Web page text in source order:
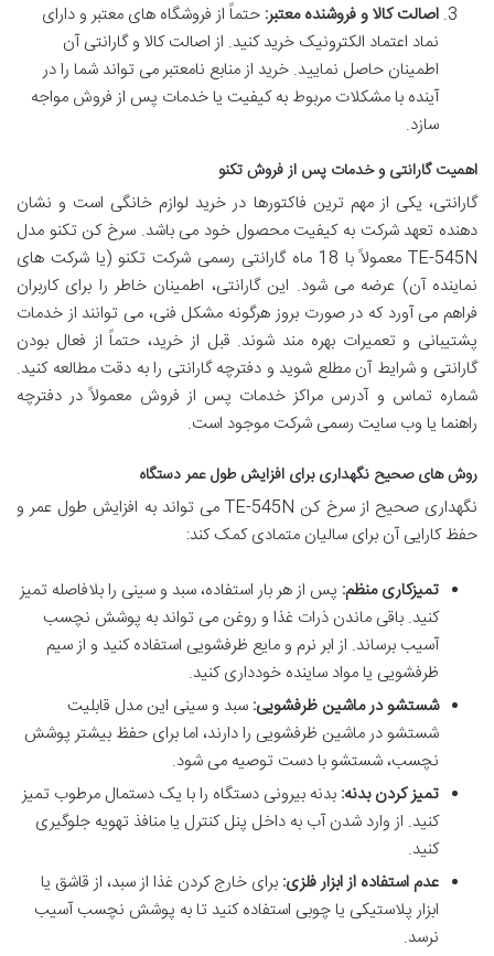
اصالت کالا و فروشنده معتبر: حتماً از فروشگاه های معتبر و دارای
نماد اعتماد الکترونیک خرید کنید. از اصالت کالا و گارانتی آن
اطمینان حاصل نمایید. خرید از منابع نامعتبر می تواند شما را در
آینده با مشکلات مربوط به کیفیت یا خدمات پس از فروش مواجه
سازد.
اهمیت گارانتی و خدمات پس از فروش تکنو
گارانتی، یکی از مهم ترین فاکتورها در خرید لوازم خانگی است و نشان
دهنده تعهد شرکت به کیفیت محصول خود می باشد. سرخ کن تکنو مدل
TE-545N معمولاً با 18 ماه گارانتی رسمی شرکت تکنو (یا شرکت های
نماینده آن) عرضه می شود. این گارانتی، اطمینان خاطر را برای کاربران
فراهم می آورد که در صورت بروز هرگونه مشکل فنی، می توانند از خدمات
پشتیبانی و تعمیرات بهره مند شوند. قبل از خرید، حتماً از فعال بودن
گارانتی و شرایط آن مطلع شوید و دفترچه گارانتی را به دقت مطالعه کنید.
شماره تماس و آدرس مراکز خدمات پس از فروش معمولاً در دفترچه
راهنما یا وب سایت رسمی شرکت موجود است.
روش های صحیح نگهداری برای افزایش طول عمر دستگاه
نگهداری صحیح از سرخ کن TE-545N می تواند به افزایش طول عمر و
حفظ کارایی آن برای سالیان متمادی کمک کند:
تمیزکاری منظم: پس از هر بار استفاده، سبد و سینی را بلافاصله تمیز
کنید. باقی ماندن ذرات غذا و روغن می تواند به پوشش نچسب
آسیب برساند. از ابر نرم و مایع ظرفشویی استفاده کنید و از سیم
ظرفشویی یا مواد ساینده خودداری کنید.
شستشو در ماشین ظرفشویی: سبد و سینی این مدل قابلیت
شستشو در ماشین ظرفشویی را دارند، اما برای حفظ بیشتر پوشش
نچسب، شستشو با دست توصیه می شود.
تمیز کردن بدنه: بدنه بیرونی دستگاه را با یک دستمال مرطوب تمیز
کنید. از وارد شدن آب به داخل پنل کنترل یا منافذ تهویه جلوگیری
کنید.
عدم استفاده از ابزار فلزی: برای خارج کردن غذا از سبد، از قاشق یا
ابزار پلاستیکی یا چوبی استفاده کنید تا به پوشش نچسب آسیب
نرسد.